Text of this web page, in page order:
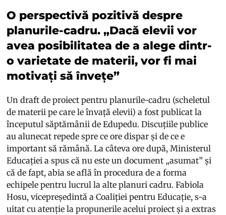
O perspectivă pozitivă despre
planurile-cadru. „Dacă elevii vor
avea posibilitatea de a alege dintr-
o varietate de materii, vor fi mai
motivați să învețe”
Un draft de proiect pentru planurile-cadru (scheletul
de materii pe care le învață elevii) a fost publicat la
începutul săptămânii de Edupedu. Discuțiile publice
au alunecat repede spre ce ore dispar și de ce e
important să rămână. La câteva ore după, Ministerul
Educației a spus că nu este un document „asumat” și
că de fapt, abia se află în procedura de a forma
echipele pentru lucrul la alte planuri cadru. Fabiola
Hosu, vicepreședintă a Coaliției pentru Educație, s-a
uitat cu atenție la propunerile acelui proiect și a extras